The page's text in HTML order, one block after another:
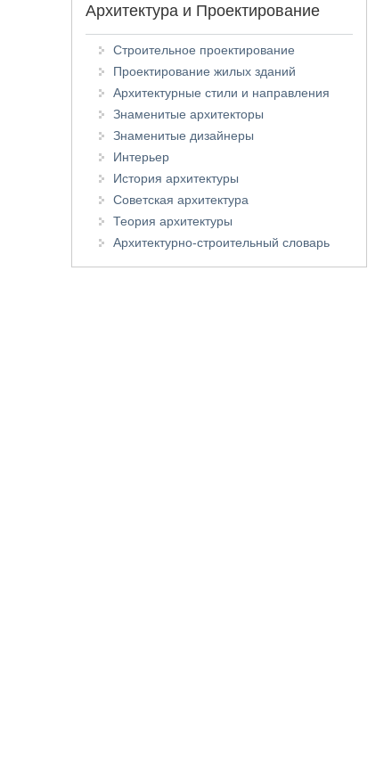
Архитектура и Проектирование
Строительное проектирование
Проектирование жилых зданий
Архитектурные стили и направления
Знаменитые архитекторы
Знаменитые дизайнеры
Интерьер
История архитектуры
Советская архитектура
Теория архитектуры
Архитектурно-строительный словарь